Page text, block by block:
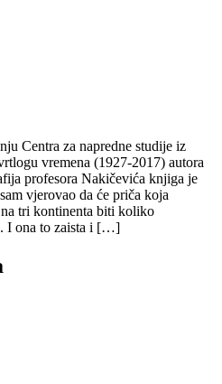
Centra za napredne studije iz
vremena (1927-2017) autora
profesora Nakičevića knjiga je
vjerovao da će priča koja
tri kontinenta biti koliko
I ona to zaista i […]